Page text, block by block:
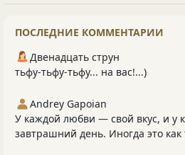
ПОСЛЕДНИЕ КОММЕНТАРИИ
Двенадцать струн
тьфу-тьфу-тьфу... на вас!...)
Andrey Gapoian
У каждой любви — свой вкус, и у
завтрашний день. Иногда это как